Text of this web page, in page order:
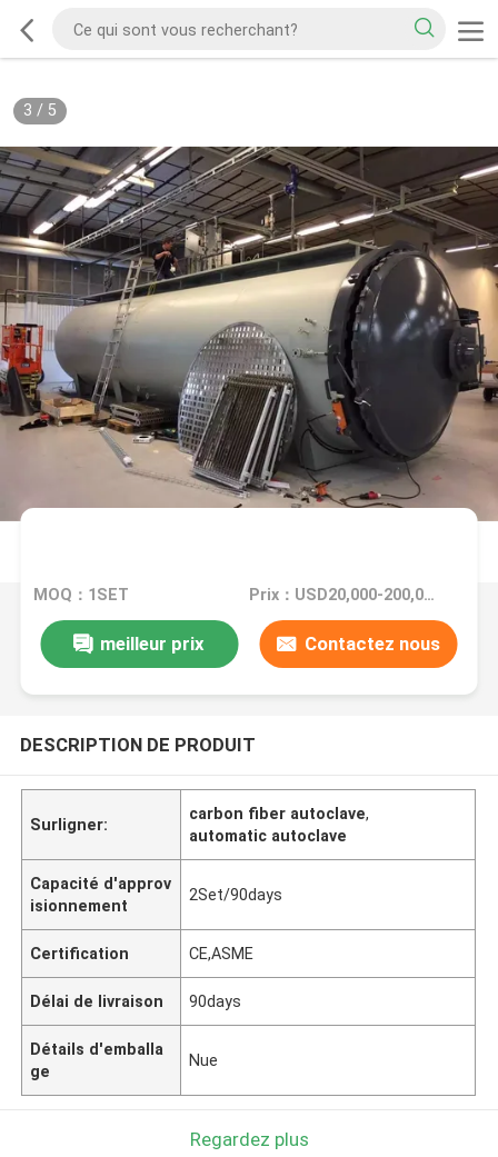
3 / 5
MOQ：1SET Prix：USD20,000-200,000/Set
meilleur prix Contactez nous
DESCRIPTION DE PRODUIT
Surligner:
carbon fiber autoclave,
automatic autoclave
Capacité d'approv
isionnement
2Set/90days
Certification CE,ASME
Délai de livraison 90days
Détails d'emballa
ge
Nue
Regardez plus